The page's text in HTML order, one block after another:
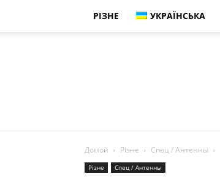
РІЗНЕ УКРАЇНСЬКА
Домой Різне Спец / Антенны
Різне Спец / Антенны